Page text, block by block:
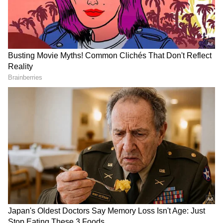
ಅಲ್ಲದೆ ಚಂದ್ರಬಾಬು ನಾಯ್ಡು ಕೇಂದ್ರ ಸರ್ಕಾರದದೊಂದಿಗೆ
ಉತ್ತಮ ಸಂಬಂಧ ಹೊಂದಿರುವುದರಿಂದ ಪ್ರಧಾನಿ ಮೋದಿ
ನಾಯ್ಡು ಪ್ರಸ್ತಾವನೆಗೆ ಸಮ್ಮತಿ ಸೂಚಿಸಿದೆ. ಅದರಂತೆ
ರಾಷ್ಟ್ರೀಯ ಹೆದ್ದಾರಿ ಪ್ರಾಧಿಕಾರಕ್ಕೆ ನಾಲ್ಕು ಪಥಗಳ ರಸ್ತೆ
ನಿರ್ಮಾಣಕ್ಕೆ ಸಾಧಕ ಬಾಧಕಗಳ ಬಗ್ಗೆ ಚರ್ಚಿಸಿ ನೀಲಿ ನಕ್ಷೆ
ಸಿದ್ಧಪಡಿಸಲು ಸೂಚಿಸಿದೆ. ಆಂದ್ರದ ಐಟಿ ಬಿಟಿ ಸಚಿವ
DOWNLOAD APP